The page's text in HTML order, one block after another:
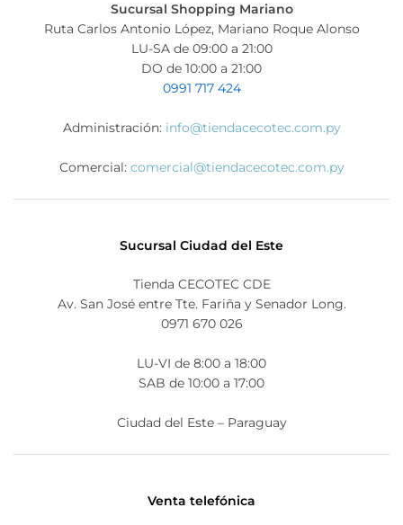
Sucursal Shopping Mariano
Ruta Carlos Antonio López, Mariano Roque Alonso
LU-SA de 09:00 a 21:00
DO de 10:00 a 21:00
0991 717 424
Administración: info@tiendacecotec.com.py
Comercial: comercial@tiendacecotec.com.py
Sucursal Ciudad del Este
Tienda CECOTEC CDE
Av. San José entre Tte. Fariña y Senador Long.
0971 670 026
LU-VI de 8:00 a 18:00
SAB de 10:00 a 17:00
Ciudad del Este – Paraguay
Venta telefónica